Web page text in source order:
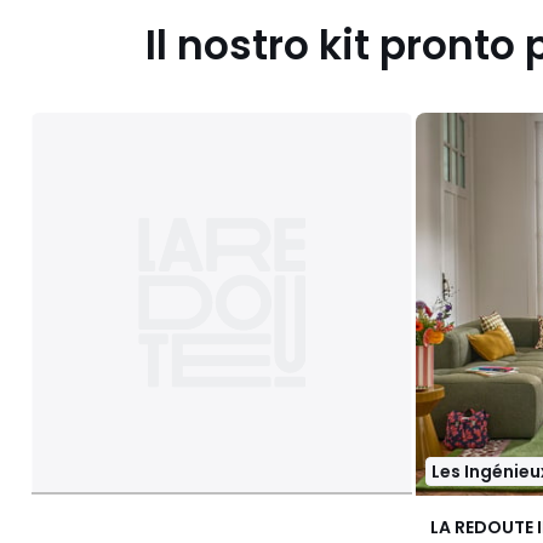
Il nostro kit pronto
Les
LA REDOUTE